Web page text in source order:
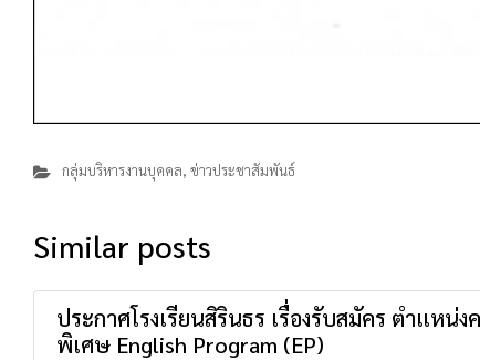
กลุ่มบริหารงานบุคคล, ข่าวประชาสัมพันธ์
Similar posts
ประกาศโรงเรียนสิรินธร เรื่องรับสมัคร ตำแหน่
พิเศษ English Program (EP)